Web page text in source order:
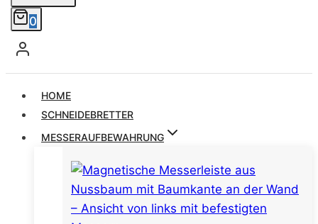
0
HOME
SCHNEIDEBRETTER
MESSERAUFBEWAHRUNG